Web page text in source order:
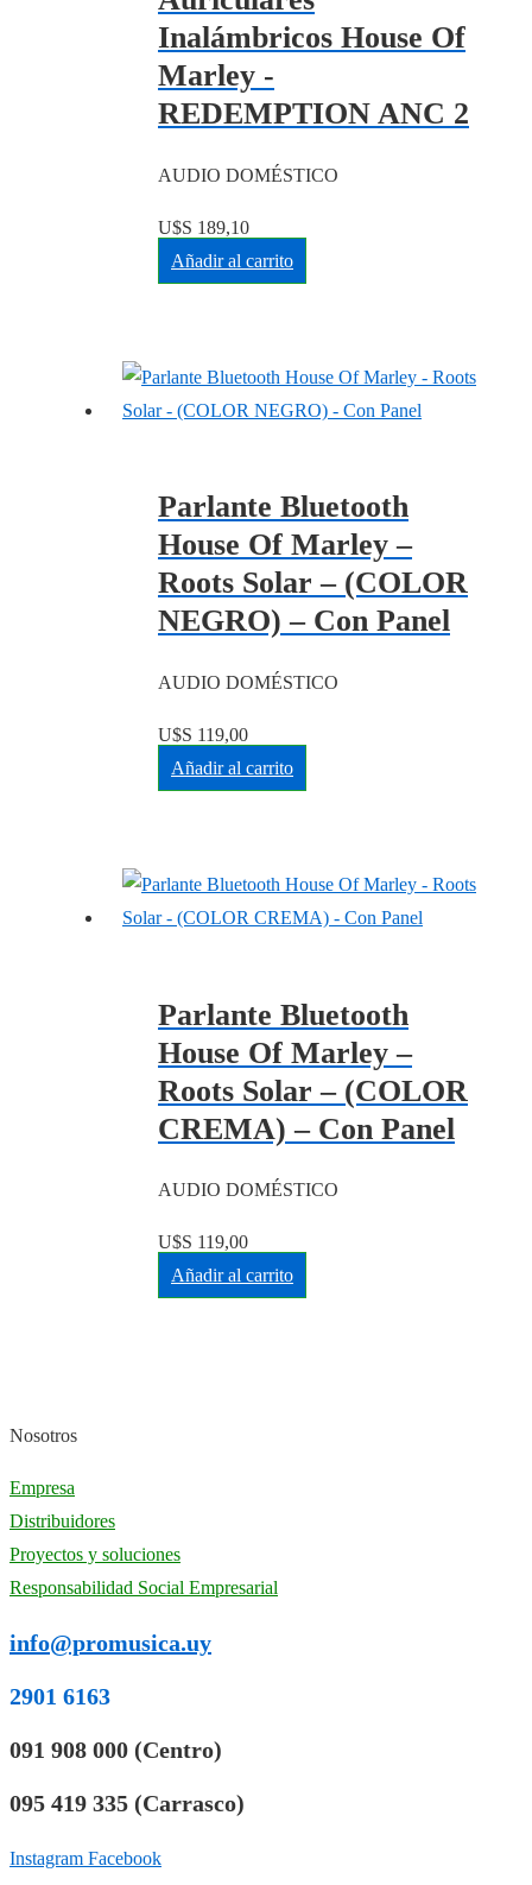
Inalámbricos House Of
Marley -
REDEMPTION ANC 2
AUDIO DOMÉSTICO
U$S 189,10
Añadir al carrito
Parlante Bluetooth
House Of Marley –
Roots Solar – (COLOR
NEGRO) – Con Panel
AUDIO DOMÉSTICO
U$S 119,00
Añadir al carrito
Parlante Bluetooth
House Of Marley –
Roots Solar – (COLOR
CREMA) – Con Panel
AUDIO DOMÉSTICO
U$S 119,00
Añadir al carrito
Nosotros
Empresa
Distribuidores
Proyectos y soluciones
Responsabilidad Social Empresarial
info@promusica.uy
2901 6163
091 908 000 (Centro)
095 419 335 (Carrasco)
Instagram Facebook